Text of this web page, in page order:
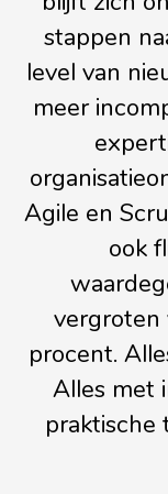
stappen
level van
meer
Agile en
ook
vergroten
procent.
Alles met
praktische